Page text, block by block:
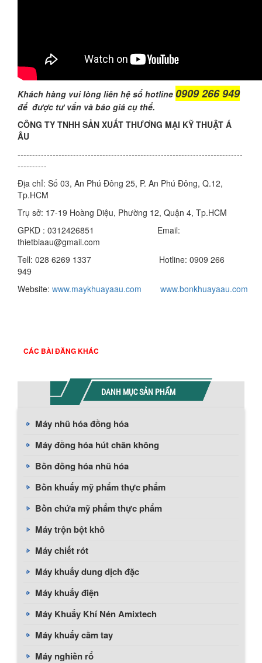
Khách hàng vui lòng liên hệ số hotline 0909 266 949
để được tư vấn và báo giá cụ thể.
CÔNG TY TNHH SẢN XUẤT THƯƠNG MẠI KỸ THUẬT Á
ÂU
-----------------------------------------------------------------------------
----------
Địa chỉ: Số 03, An Phú Đông 25, P. An Phú Đông, Q.12,
Tp.HCM
Trụ sở: 17-19 Hoàng Diệu, Phường 12, Quận 4, Tp.HCM
GPKD : 0312426851 Email:
thietbiaau@gmail.com
Tell: 028 6269 1337 Hotline: 0909 266
949
Website: www.maykhuayaau.com www.bonkhuayaau.com
CÁC BÀI ĐĂNG KHÁC
DANH MỤC SẢN PHẨM
Máy nhũ hóa đồng hóa
Máy đồng hóa hút chân không
Bồn đồng hóa nhũ hóa
Bồn khuấy mỹ phẩm thực phẩm
Bồn chứa mỹ phẩm thực phẩm
Máy trộn bột khô
Máy chiết rót
Máy khuấy dung dịch đặc
Máy khuấy điện
Máy Khuấy Khí Nén Amixtech
Máy khuấy cầm tay
Máy nghiền rổ